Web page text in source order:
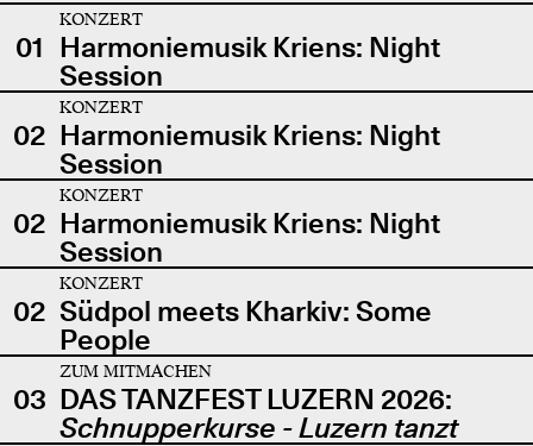
01
KONZERT
Harmoniemusik Kriens: Night
Session
02
KONZERT
Harmoniemusik Kriens: Night
Session
02
KONZERT
Harmoniemusik Kriens: Night
Session
02
KONZERT
Südpol meets Kharkiv: Some
People
03
ZUM MITMACHEN
DAS TANZFEST LUZERN 2026:
Schnupperkurse - Luzern tanzt